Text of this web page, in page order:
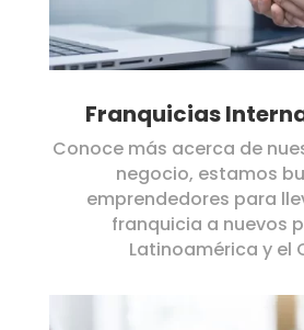
Franquicias
Conoce más acerca de
negocio, estamos
emprendedores para
franquicia a nuevos
Latinoamérica y el